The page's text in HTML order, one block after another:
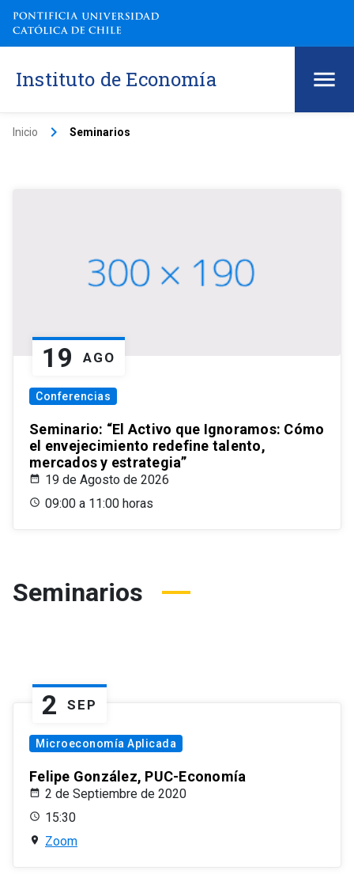
Instituto de Economía
Inicio keyboard_arrow_right Seminarios
19 AGO
Conferencias
Seminario: “El Activo que Ignoramos: Cómo
el envejecimiento redefine talento,
mercados y estrategia”
19 de Agosto de 2026
09:00 a 11:00 horas
Seminarios
2 SEP
Microeconomía Aplicada
Felipe González, PUC-Economía
2 de Septiembre de 2020
15:30
Zoom